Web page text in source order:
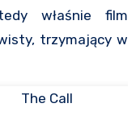
właśnie film
trzymający w